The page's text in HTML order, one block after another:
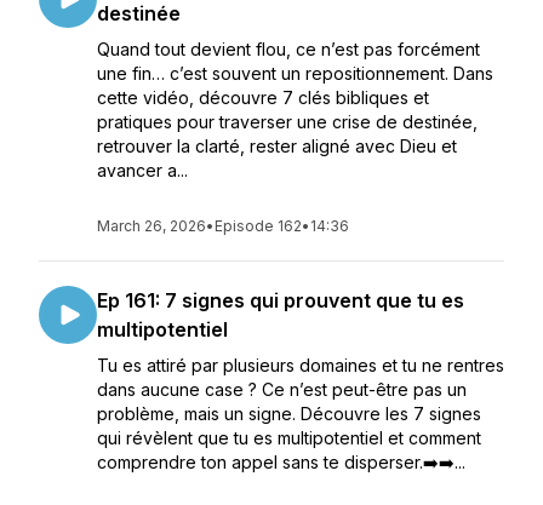
destinée
Quand tout devient flou, ce n’est pas forcément
une fin… c’est souvent un repositionnement. Dans
cette vidéo, découvre 7 clés bibliques et
pratiques pour traverser une crise de destinée,
retrouver la clarté, rester aligné avec Dieu et
avancer a...
March 26, 2026• Episode 162• 14:36
Ep 161: 7 signes qui prouvent que tu es
multipotentiel
Tu es attiré par plusieurs domaines et tu ne rentres
dans aucune case ? Ce n’est peut-être pas un
problème, mais un signe. Découvre les 7 signes
qui révèlent que tu es multipotentiel et comment
comprendre ton appel sans te disperser.➡️➡️...